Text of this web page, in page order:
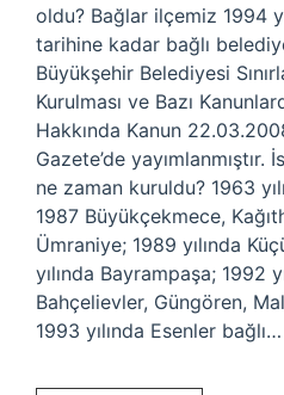
oldu? Bağlar ilçemiz 1994
tarihine kadar bağlı
Büyükşehir Belediyesi
Kurulması ve Bazı
Hakkında Kanun
Gazete’de
ne zaman kuruldu? 1963
1987 Büyükçekmece,
Ümraniye; 1989 yılında
yılında Bayrampaşa; 1992
Bahçelievler, Güngören,
1993 yılında Esenler bağlı…